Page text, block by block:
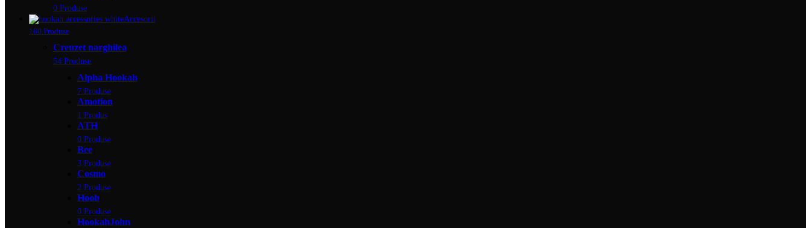
0 Produse
Accesorii
180 Produse
Creuzet narghilea
54 Produse
Alpha Hookah
7 Produse
Amotion
1 Produs
ATH
0 Produse
Bee
3 Produse
Cosmo
2 Produse
Hoob
0 Produse
HookahJohn